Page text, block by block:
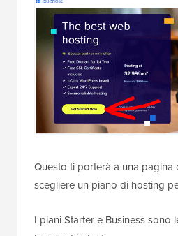
Questo ti porterà a una
scegliere un piano di hosting
I piani Starter e Business sono